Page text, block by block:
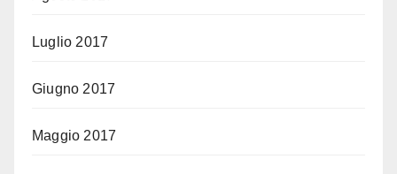
Luglio 2017
Giugno 2017
Maggio 2017